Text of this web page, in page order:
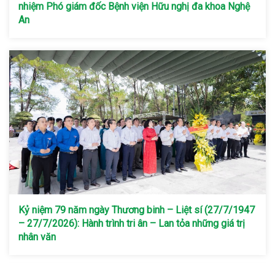
nhiệm Phó giám đốc Bệnh viện Hữu nghị đa khoa Nghệ
An
Kỷ niệm 79 năm ngày Thương binh – Liệt sí (27/7/1947
– 27/7/2026): Hành trình tri ân – Lan tỏa những giá trị
nhân văn